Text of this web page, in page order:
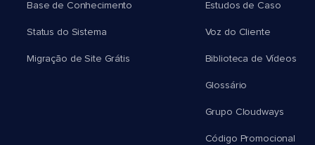
Base de Conhecimento
Status do Sistema
Migração de Site Grátis
Estudos de Caso
Voz do Cliente
Biblioteca de Vídeos
Glossário
Grupo Cloudways
Código Promocional